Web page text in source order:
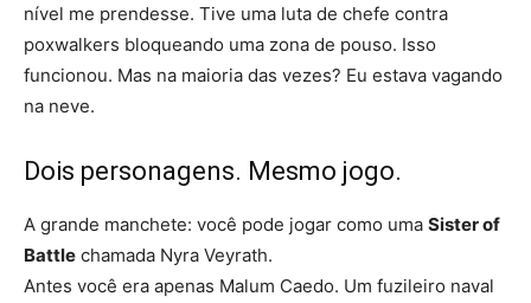
nível me prendesse. Tive uma luta de chefe contra
poxwalkers bloqueando uma zona de pouso. Isso
funcionou. Mas na maioria das vezes? Eu estava vagando
na neve.
Dois personagens. Mesmo jogo.
A grande manchete: você pode jogar como uma Sister of
Battle chamada Nyra Veyrath.
Antes você era apenas Malum Caedo. Um fuzileiro naval